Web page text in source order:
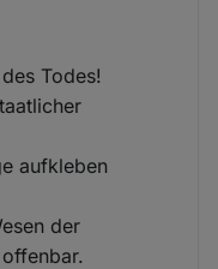
Todes!
aufkleben
der